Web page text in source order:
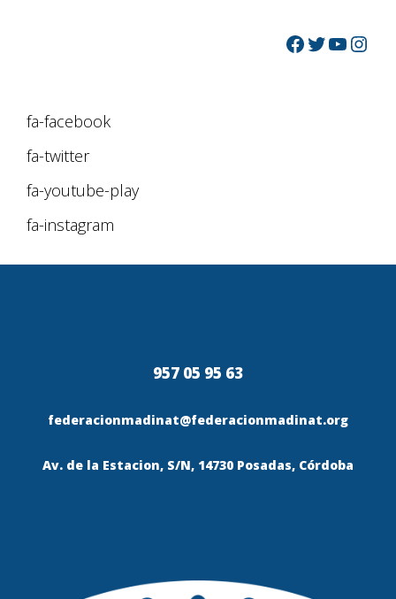
fa-facebook
fa-twitter
fa-youtube-play
fa-instagram
957 05 95 63
federacionmadinat@federacionmadinat.org
Av. de la Estacion, S/N, 14730 Posadas, Córdoba